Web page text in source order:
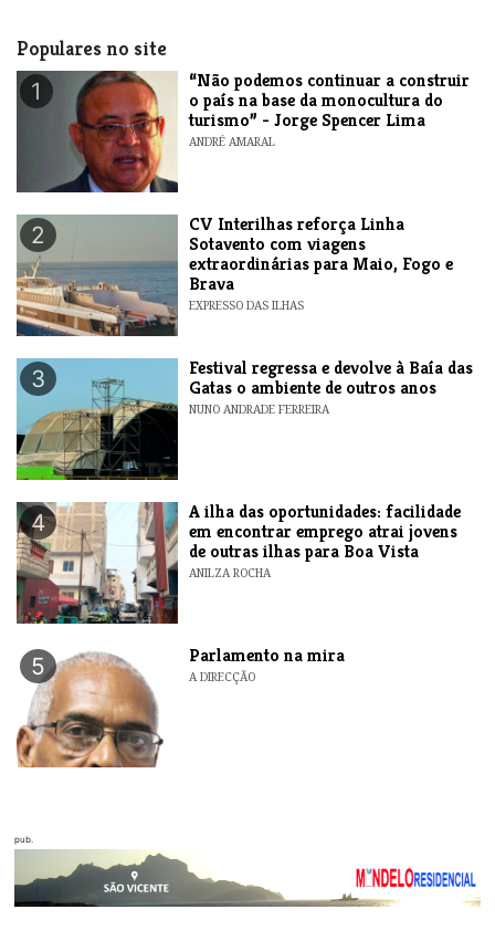
Populares no site
1
“Não podemos continuar a construir
o país na base da monocultura do
turismo” - Jorge Spencer Lima
ANDRÉ AMARAL
2
​CV Interilhas reforça Linha
Sotavento com viagens
extraordinárias para Maio, Fogo e
Brava
EXPRESSO DAS ILHAS
3
Festival regressa e devolve à Baía das
Gatas o ambiente de outros anos
NUNO ANDRADE FERREIRA
4
A ilha das oportunidades: facilidade
em encontrar emprego atrai jovens
de outras ilhas para Boa Vista
ANILZA ROCHA
5 Parlamento na mira
A DIRECÇÃO
pub.